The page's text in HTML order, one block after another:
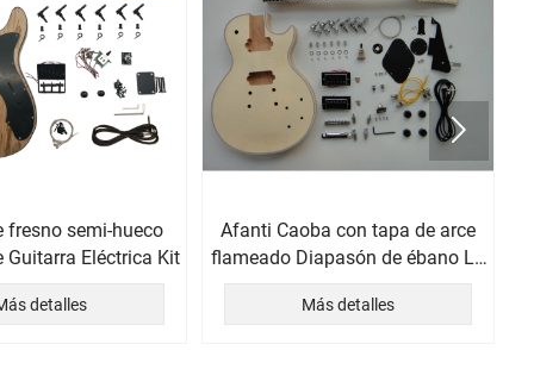
fresno semi-hueco
Guitarra Eléctrica Kit
detalles
Afanti Caoba con tapa de arce
flameado Diapasón de ébano Lp
DIY Guitar Kit
Más detalles
